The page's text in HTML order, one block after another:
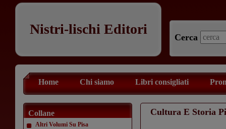
Nistri-lischi Editori
Cerca
Home Chi siamo Libri consigliati
Collane
Altri Volumi Su Pisa
Cultura E Storia